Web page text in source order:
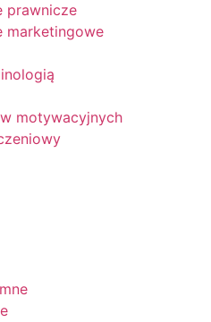
prawnicze
marketingowe
motywacyjnych